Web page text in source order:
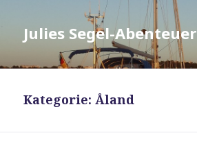
Julies Segel-Abenteuer
Kategorie:Åland